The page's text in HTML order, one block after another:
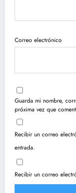
Correo electrónico
Guarda mi nombre,
próxima vez que
Recibir un correo
entrada.
Recibir un correo